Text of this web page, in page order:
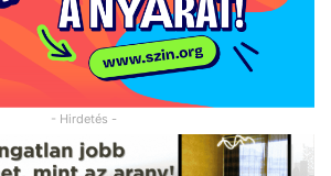
- Hirdetés -